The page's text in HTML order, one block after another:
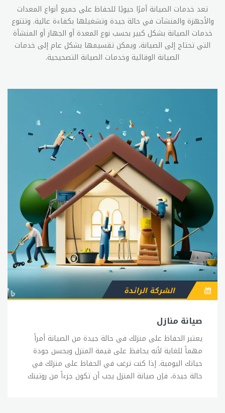
تعد خدمات الصيانة أمرًا حيويًا للحفاظ على جميع أنواع المعدات
والأجهزة والمنشآت في حالة جيدة وتشغيلها بكفاءة عالية. وتتنوع
خدمات الصيانة بشكل كبير بحسب نوع المعدة أو الجهاز أو المنشأة
التي تحتاج إلى الصيانة، ويمكن تقسيمها بشكل عام إلى خدمات
الصيانة الوقائية وخدمات الصيانة التصحيحية.
صيانة منازل
الشركة الرائدة
يعتبر الحفاظ على منزلك في حالة جيدة من الصيانة أمراً مهماً للغاية لأنه يحافظ على قيمة المنزل ويحسن جودة حياتك اليومية. إذا كنت ترغب في الحفاظ على منزلك في حالة جيدة، فإن صيانة المنزل يجب أن تكون جزءاً من روتينك اليومي. أولاً، ينبغي الانتباه إلى صيانة الأجزاء الخارجية للمنزل، مثل الأسطح والجدران والأبواب والنوافذ. يجب العناية بالأسطح الخارجية من حين لآخر بإزالة الأوساخ والأتربة والعفن، وإصلاح أي تلف يحدث في الجدران أو الأبواب أو النوافذ. كما يجب التأكد من أن الطلاء والأخشاب والمواد الأخرى المستخدمة في الأجزاء الخارجية للمنزل تتحمل الظروف الجوية المحيطة بها. ثانياً، يجب الانتباه إلى صيانة الأجزاء الداخلية للمنزل، مثل الأرضيات والجدران والأسقف والأثاث. يجب العناية بالأرضيات من خلال التنظيف الدوري وإزالة البقع بشكل فوري، وإصلاح أي تلف يحدث في الأرضيات. كما يجب العناية بالجدران والأسقف من خلال إصلاح أي تلف أو تشقق، وإزالة العفن والرطوبة في حالة وجودها. ويجب العناية بالأثاث من خلال تنظيفه وإصلاح أي تلف يحدث فيه. ثالثاً، يجب الانتباه إلى صيانة الأجهزة المنزلية والأنظمة الكهربائية والسباكة والتدفئة والتهوية والتكييف. يجب إجراء الصيانة الدورية للأجهزة المنزلية وإصلاح أي أعطال قبل أن تزداد خطورتها. كما يجب العناية بالأنظمة الكهربائية والسباكة وإصلاح أي تلف يحدث فيها. ويجب تنظيف وصيانة أنظمة التدفئة والتهوية والتكييف بشكل دوري للحفاظ على كفاءتها وتجنب أي مشاكل في المستقبل. بالإضافة إلى ما سبق، يجب الانتباه إلى صيانة الحدائق والمناظر الطبيعية المحيطة بالمنزل، وذلك من خلال العناية بالنباتات والأشجار والزهور والعشب وتنظيف الممرات والمسارات وإزالة الأوراق المتساقطة. بشكلعام، يجب أن تكون صيانة المنزل جزءاً من روتينك اليومي والأسبوعي والشهري، ويجب الاهتمام بأي تلف يحدث في المنزل بشكل فوري لتجنب تفاقم المشكلة وزيادة تكلفة الإصلاح في المستقبل. كما يفيد الاستعانة بمتخصصين في حالة وجود مشكلات كبيرة تحتاج إلى إصلاحات معقدة. وفي النهاية، يجب أن تتذكر أن صيانة المنزل ليست مجرد واجب، بل هي استثمار في مستقبل المنزل وجودة حياتك اليومية، وستحافظ على قيمة المنزل وتجنب تكاليف الإصلاح المكلفة في المستقبل.شركة صيانة المنازلتعد شركات صيانة المنازل من الخدمات الضرورية التي يحتاجها الكثير من الأفراد للحفاظ على منازلهم في حالة جيدة من الصيانة والتشغيل. تقدم هذه الشركات مجموعة واسعة من الخدمات لتلبية احتياجات العملاء وتحسين جودة حياتهم اليومية، بدءاً من صيانة الأجزاء الخارجية والداخلية للمنزل ووصولاً إلى صيانة الأجهزة المنزلية والأنظمة الرئيسية. إذا كنت تبحث عن شركة صيانة المنازل، فإن الخدمات التي تقدمها هذه الشركات تشمل صيانة الأسطح الخارجية والجدران والأبواب والنوافذ، وصيانة الأرضيات والجدران والأسقف والأثاث في الداخل، وصيانة الأجهزة المنزلية مثل الثلاجات والغسالات والمجففات والميكروويف والأفران والمكيفات والتدفئة والتهوية والسباكة والكهرباء. تعمل شركات الصيانة على توفير خدمات متعددة لتلبية احتياجات العملاء، حيث يمكن للعملاء اختيار الخدمات التي يحتاجونها وفقاً لميزانيتهم واحتياجاتهم الفردية. كما توفر الشركات خدمات الصيانة الدورية والإصلاحات الطارئة، وتعمل على توفير خدمات الطلاء والترميم وإصلاح الأعطال، بالإضافة إلى تنظيف المنازل وتنظيف الحدائق والمناظر الطبيعية المحيطة بالمنزل. تتميز شركات صيانة المنازل بتوفير خدمات ذات جودة عالية وتقديم النصائح والإرشادات للعملاء حول كيفية الحفاظ على منازلهم في حالة جيدة من الصيانة. وتعمل هذه الشركات على توفير فرق عمل متخصصة ومدربة تدريباً عالياً ومجهزة بالأدوات والمعدات اللازمة لتنفيذ الخدمات بشكل فعال وسريع. وفي النهاية، يجب على العملاء البحث عن شركات صيانة المنازل الموثوقة والمتخصصة والتي تتمتع بسمعة جيدة في السوق، والتي توفر خدمات متعددة وملائمة لاحتياجاتهم الفردية. كما يجب النظر في الأسعار والتكاليف والتأكد من استخدام المواد والأدوات عالية الجودة والمعدات المناسبة في تنفيذ الخدمات. يمكن للعملاء أيضاً الاستفسار عن الضمانات والخدمات الإضافية التي تقدمها الشركات، والاطلاع على تقييمات العملاء السابقين لضمان جودة الخدمات المقدمة. وبشكل عام، فإن شركات صيانة المنازل تلعب دوراً هاماً في الحفاظ على منازل الأفراد في حالة جيدة من الصيانة والتشغيل، وتساعد على تحسين جودة حياة الأفراد وتوفير الوقت والجهد والمال في إصلاح الأعطال والمشاكل المتعلقة بالمنزل. ولذلك، ينصح بالاستفادة من خدمات هذه الشركات للحصول على منزل صحي وآمن وجيد الصيانة.خدمات صيانة المنازلتعتبر خدمات صيانة المنازل من الخدمات الأساسية التي يحتاجها الكثير من الأفراد للحفاظ على منازلهم في حالة جيدة من الصيانة والتشغيل. فهي تشمل مجموعة واسعة من الخدمات التي تساعد على الحفاظ على المنزل في حالة جيدة، وتساعد على تحسين جودة حياة الأفراد وتوفير الوقت والجهد والمال في إصلاح الأعطال والمشاكل المتعلقة بالمنزل. تتنوع خدمات صيانة المنازل بحسب الاحتياجات الفردية وتشمل العديد من المجالات. فمن الممكن أن تشمل هذه الخدمات صيانة الأجزاء الخارجية للمنازل مثل السطح والجدران والأبواب والنوافذ، وصيانة الأرضيات والجدران والأسقف والأثاث في الداخل، وصيانة الأجهزة المنزلية مثل الثلاجات والغسالات والمجففات والميكروويف والأفران والمكيفات والتدفئة والتهوية والسباكة والكهرباء. وتشمل خدمات صيانة المنازل أيضاً تنظيف المنزل وتنظيف الحدائق والمناظر الطبيعية المحيطة بالمنزل، بالإضافة إلى خدمات الطلاء والترميم وإصلاح الأعطال والإصلاحات الطارئة. كما يمكن لشركات صيانة المنازل توفير خدمات الصيانة الدورية، حيث تقوم بزيارة المنزل بشكل منتظم وتقييم حالته وتقديم الصيانة اللازمة حتى يظل المنزل في حالة جيدة ويتجنب العملاء الإصلاحات الطارئة والمكلفة. تعمل شركات صيانة المنازل على تقديم خدمات ذات جودة عالية وتوفير فرق عمل مدربة تدريباً عالياً ومجهزة بالأدوات والمعدات اللازمة لتنفيذ الخدمات بشكل فعال وسريع. وتقدم هذه الشركات النصائح والإرشادات للعملاء حول كيفية الحفاظ على منازلهم في حالة جيدة من الصيانة. كما تعمل على توفير خدمات إضافية مثل الاستشارات والتقييمات المجانية والاستشارات الفنية وخدمات ما بعد البيع للعملاء. وفي النهاية، فإن خدمات صيانة المنازل تلعب دوراً هاماً في الحفاظ على المنازل في حالة جيدة وتحسين جودة حياة الأفراد. فهي توفر الوقت والجهد والمال للعملاء وتساعدهم على تفادي الأعطال والمشاكل المتعلقة بالمنزل. وتعمل شركات صيانة المنازل على توفير خدمات ذات جودة عالية وتقديم النصائح والإرشادات للعملاء حول كيفية الحفاظ على منازلهم في حالة جيدة من الصيانة، وتوفير خدمات إضافية مثل الاستشارات والتقييمات المجانية والاستشارات الفنية وخدمات ما بعد البيع للعملاء. وبالتالي، فإن الاعتماد على خدمات صيانة المنازل يعد استثماراً مهماً في المنزل وفي جودة حياة الأفراد. فإذا كان المنزل في حالة جيدة من الصيانة، فسيكون أكثر راحة وأماناً للعيش فيه، وسيزيد قيمته العقارية في حالة بيعه في المستقبل. لذلك، ينصح بالاعتماد على خدمات صيانة المنازل والبحث عن شركات صيانة موثوقة وذات سمعة جيدة للحفاظ على المنزل في حالة جيدة والحصول على أفضل قيمة مقابل المال المدفوع.شركة منازل للصيانةشركة منازل للصيانة هي إحدى الشركات الرائدة في مجال صيانة المنازل والتي تتميز بتقديم خدمات ذات جودة عالية وبأسعار مناسبة. تأسست الشركة في عام 2005 ومقرها الرئيسي في دبي، الإمارات العربية المتحدة، ولديها فروع في العديد من الدول العربية والأجنبية. توفر شركة منازل للصيانة خدمات شاملة لصيانة المنازل، بدءًا من صيانة الأجزاء الخارجية للمنازل مثل السطح والجدران والأبواب والنوافذ، وصيانة الأرضيات والجدران والأسقف والأثاث في الداخل، وصيانة الأجهزة المنزلية مثل الثلاجات والغسالات والمجففات والميكروويف والأفران والمكيفات والتدفئة والتهوية والسباكة والكهرباء. وتتميز شركة منازل للصيانة بأنها تعمل بفرق عمل مدربة تدريباً عالياً ومجهزة بالأدوات والمعدات اللازمة لتنفيذ الخدمات بشكل فعال وسريع، مما يضمن الحصول على أفضل النتائج في أقصر وقت ممكن. وتوفر الشركة خدمات الصيانة الدورية حيث تقوم بزيارة المنزل بشكل منتظم وتقييم حالته وتقديم الصيانة اللازمة حتى يظل المنزل في حالة جيدة ويتجنب العملاء الإصلاحات الطارئة. وتعمل شركة منازل للصيانة على توفير النصائح والإرشادات للعملاء حول كيفية الحفاظ على منازلهم في حالة جيدة من الصيانة. كما تقدم الشركة خدمات إضافية مثل الاستشارات والتقييمات المجانية والاستشارات الفنية وخدمات ما بعد البيع للعملاء. تتفرد شركة منازل للصيانة بتقديم خدمات شاملة لصيانة المنازل، وبأسعار تنافسية وبجودة عالية، وتوفر خدمات إضافية تضيف قيمة للعملاء. وتتميز الشركة بتوفير خدمات الصيانة الدورية التي تضمن حفاظ المنازل على حالة جيدة، وتقديم النصائح والإرشادات للعملاء حول كيفية الحفاظ على منازلهم في حالة جيدة من الصيانة، وتوفير خدمات إضافية مثل الاستشارات والتقييمات المجانية والاستشاراتالفنية وخدمات ما بعد البيع للعملاء. ولذلك، فإن شركة منازل للصيانة تعد خيارًا مثاليًا للعملاء الذين يبحثون عن خدمات صيانة عالية الجودة لمنازلهم. ومن الجدير بالذكر أن شركة منازل للصيانة تولي أهمية كبيرة للحفاظ على السلامة والصحة العامة، حيث تتبع جميع الإجراءات الوقائية والاحترازية للحد من انتشار الأمراض والفيروسات، وتستخدم المعدات والمواد الصديقة للبيئة والصحية لتنفيذ الخدمات. وفي الختام، يمكن القول إن شركة منازل للصيانة هي شركة متميزة في مجال صيانة المنازل، حيث تقدم خدمات شاملة عالية الجودة وبأسعار مناسبة، وتولي أهمية كبيرة للحفاظ على السلامة والصحة العامة. ولذلك، فإنه يمكن للعملاء الاعتماد على هذه الشركة للحصول على خدمات صيانة ممتازة لمنازلهم.منازل للصيانةمنازل للصيانة هي شركة تقدم خدمات صيانة للمنازل والشقق والمكاتب والمنشآت التجارية والصناعية. تأسست الشركة في دبي، الإمارات العربية المتحدة، وتعمل الآن في العديد من البلدان حول العالم. توفر منازل للصيانة خدمات صيانة شاملة للمنازل، بدءًا من الصيانة الدورية الروتينية وصيانة الأجزاء الخارجية للمنزل مثل السطح والجدران والأبواب والنوافذ، وصيانة الأرضيات والجدران والأسقف والأثاث في الداخل، وصيانة الأجهزة المنزلية مثل الثلاجات والغسالات والمجففات والميكروويف والأفران والمكيفات والتدفئة والتهوية والسباكة والكهرباء. تتميز منازل للصيانة بفرق عمل مدربة تدريباً عالياً ومجهزة بالأدوات والمعدات اللازمة لتنفيذ الخدمات بشكل فعال وسريع، مما يضمن الحصول على أفضل النتائج في أقصر وقت ممكن. كما توفر الشركة خدمات الصيانة الدورية حيث تقوم بزيارة المنزل بشكل منتظم وتقييم حالته وتقديم الصيانة اللازمة حتى يظل المنزل في حالة جيدة ويتجنب العملاء الإصلاحات الطارئة. وتتميز منازل للصيانة بأنها تتبع أحدث التقنيات والمعايير الصناعية لتقديم خدمات صيانة عالية الجودة، كما تحرص على استخدام المواد الصديقة للبيئة والصحية في تنفيذ الخدمات. وتوفر منازل للصيانة خدمات إضافية مثل التقييم المجاني والاستشارات الفنية والخدمات الشاملة للصيانة والترميم والتجديد للمنازل والمنشآت، وبالتالي تتميز الشركة بتوفير خدمات شاملة ومتكاملة للعملاء. وتولي منازل للصيانة أهمية كبيرة للحفاظ على السلامة والصحة العامة، حيث تتبع جميع الإجراءات الوقائية والاحترازية للحد من انتشار الأمراض والفيروسات، وتضمن الشركة أيضاً السلامة العامة للعاملين فيها. وفي الختام، يمكن القول إن شركة منازل للصيانة تعد خيارًا مثاليًاللأفراد والشركات التي تبحث عن خدمات صيانة عالية الجودة للمنازل والمنشآت. فهي توفر خدمات شاملة ومتكاملة، وتتبع أحدث التقنيات والمعايير الصناعية، وتحرص على استخدام المواد الصديقة للبيئة والصحية. كما